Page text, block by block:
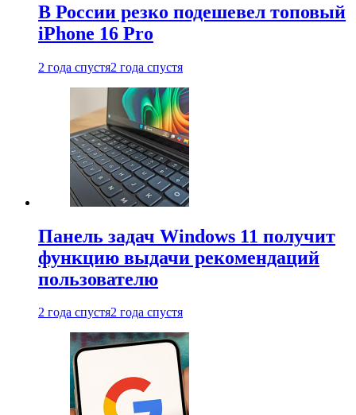
В России резко подешевел топовый
iPhone 16 Pro
2 года спустя2 года спустя
Панель задач Windows 11 получит
функцию выдачи рекомендаций
пользователю
2 года спустя2 года спустя